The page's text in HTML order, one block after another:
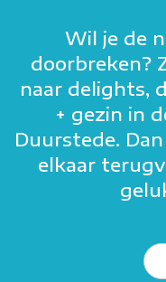
Wil je de
doorbreken?
naar delights,
+ gezin in
Duurstede.
elkaar